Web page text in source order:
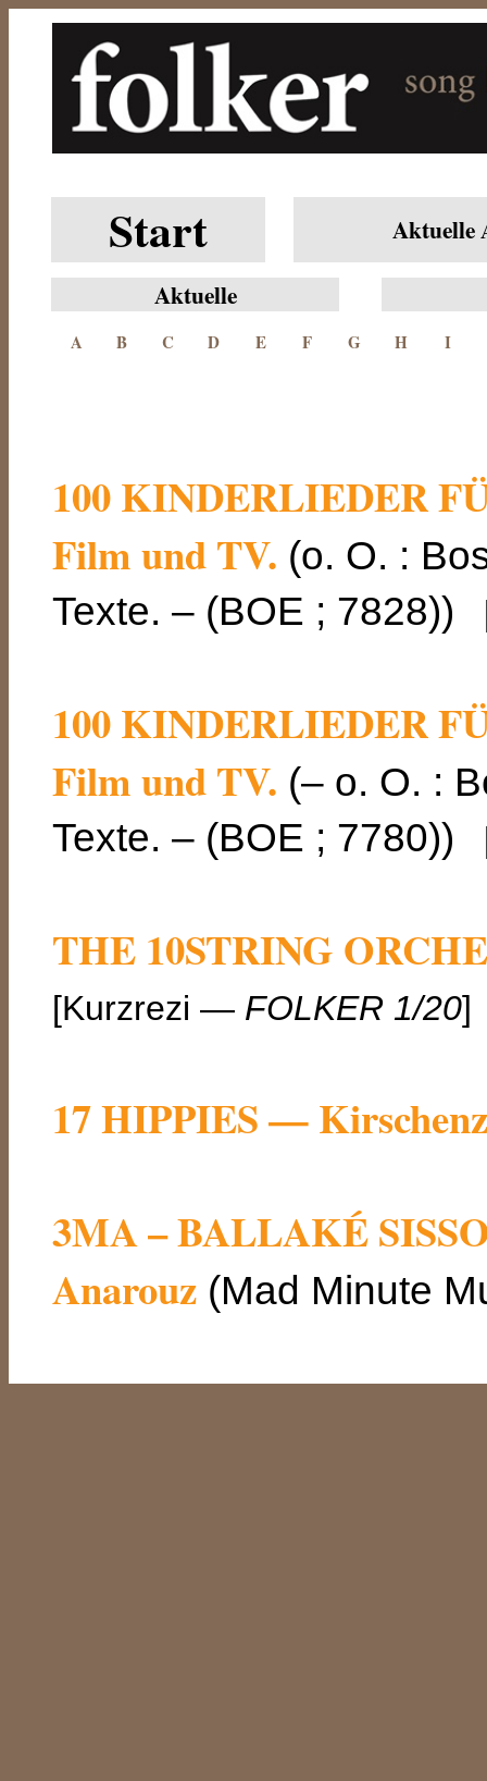
Start
Aktuelle
Aktuelle
A B C D E F G H I
100 KINDERLIEDER
Film und TV. (o. O. :
Texte. – (BOE ; 7828))
100 KINDERLIEDER
Film und TV. (– o. O. :
Texte. – (BOE ; 7780))
THE 10STRING
[Kurzrezi — FOLKER 1/20]
17 HIPPIES —
3MA – BALLAKÉ
Anarouz (Mad Minute